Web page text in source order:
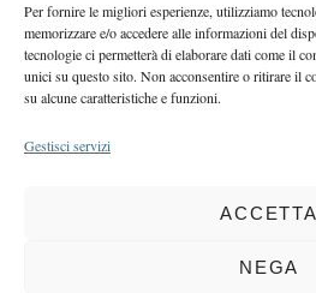
Per fornire le migliori esperienze, utilizziamo
memorizzare e/o accedere alle informazioni del
tecnologie ci permetterà di elaborare dati come il
unici su questo sito. Non acconsentire o ritirare il
su alcune caratteristiche e funzioni.
Gestisci servizi
ACCETTA
NEGA
Dalla differenza
EDITORIALE
L’orgoglio delle
COPYRIGHT 2025 LA VOCE |
BCC DI BUSTO